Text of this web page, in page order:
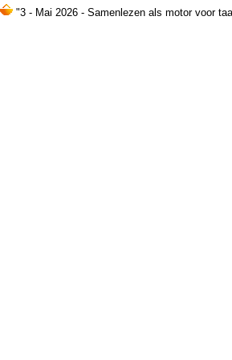
"3 - Mai 2026 - Samenlezen als motor voor